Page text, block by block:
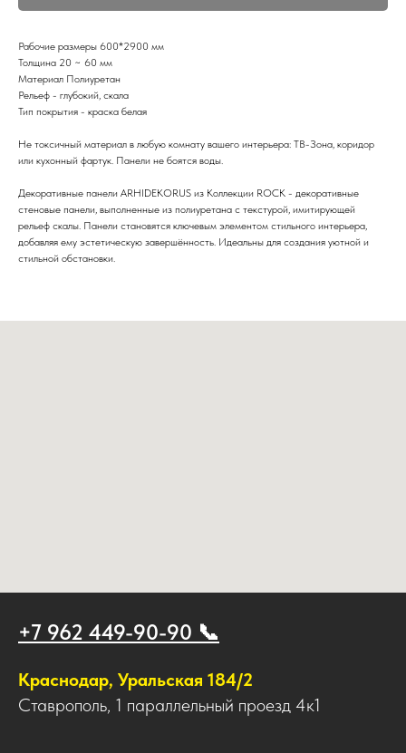
Рабочие размеры 600*2900 мм
Толщина 20 ~ 60 мм
Материал Полиуретан
Рельеф - глубокий, скала
Тип покрытия - краска белая
Не токсичный материал в любую комнату вашего интерьера: ТВ-Зона, коридор
или кухонный фартук. Панели не боятся воды.
Декоративные панели ARHIDEKORUS из Коллекции ROCK - декоративные
стеновые панели, выполненные из полиуретана с текстурой, имитирующей
рельеф скалы. Панели становятся ключевым элементом стильного интерьера,
добавляя ему эстетическую завершённость. Идеальны для создания уютной и
стильной обстановки.
+7 962 449-90-90 📞
Краснодар, Уральская 184/2
Ставрополь, 1 параллельный проезд 4к1